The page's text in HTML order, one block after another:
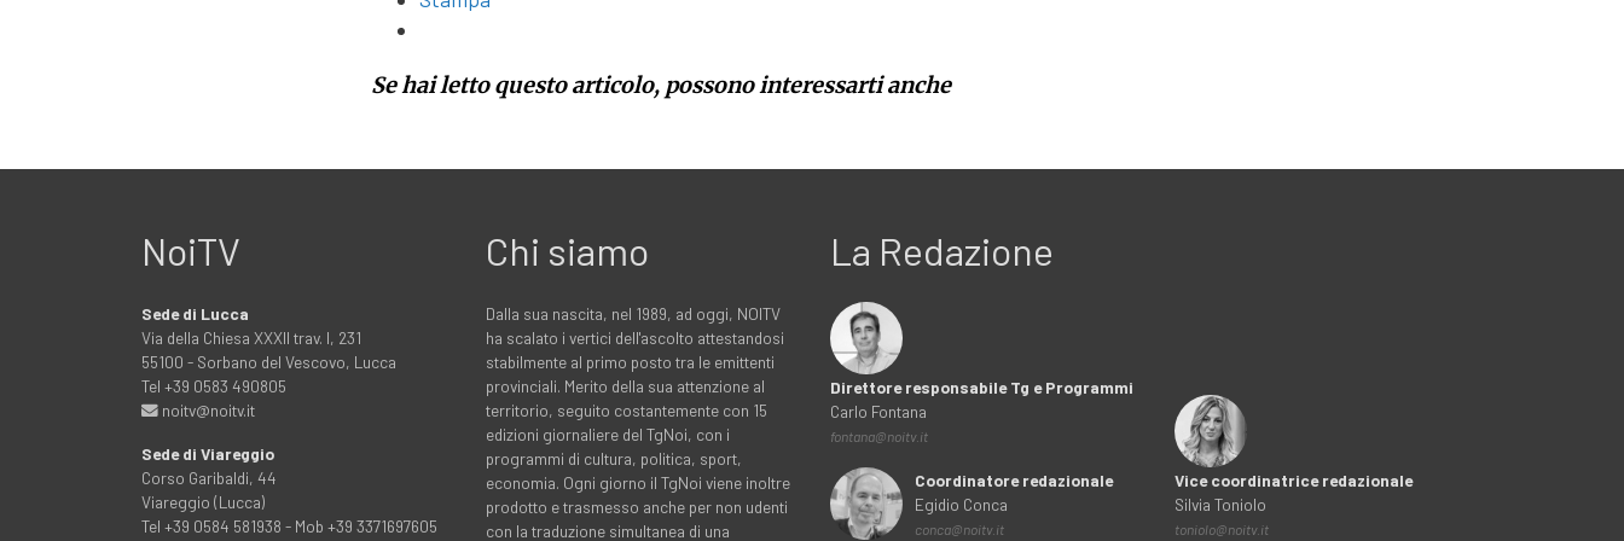
Se hai letto questo articolo, possono interessarti anche
NoiTV
Sede di Lucca
Via della Chiesa XXXII trav. I, 231
55100 - Sorbano del Vescovo, Lucca
Tel +39 0583 490805
noitv@noitv.it
Sede di Viareggio
Corso Garibaldi, 44
Viareggio (Lucca)
Tel +39 0584 581938 - Mob +39 3371697605
Chi siamo
Dalla sua nascita, nel 1989, ad oggi, NOITV
ha scalato i vertici dell'ascolto attestandosi
stabilmente al primo posto tra le emittenti
provinciali. Merito della sua attenzione al
territorio, seguito costantemente con 15
edizioni giornaliere del TgNoi, con i
programmi di cultura, politica, sport,
economia. Ogni giorno il TgNoi viene inoltre
prodotto e trasmesso anche per non udenti
con la traduzione simultanea di una
La Redazione
Direttore responsabile Tg e Programmi
Carlo Fontana
fontana@noitv.it
Coordinatore redazionale
Egidio Conca
conca@noitv.it
Vice coordinatrice redazionale
Silvia Toniolo
toniolo@noitv.it